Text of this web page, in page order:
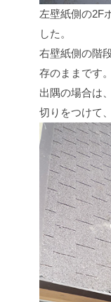
左壁紙側の2F
した。
右壁紙側の階
存のままです。
出隅の場合は
切りをつけて